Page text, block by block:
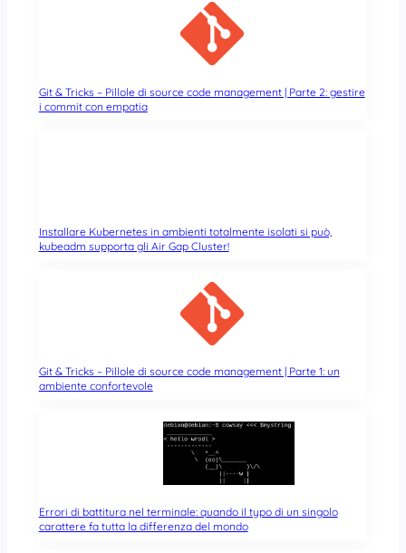
Git & Tricks – Pillole di source code management | Parte 2: gestire
i commit con empatia
Installare Kubernetes in ambienti totalmente isolati si può,
kubeadm supporta gli Air Gap Cluster!
Git & Tricks – Pillole di source code management | Parte 1: un
ambiente confortevole
Errori di battitura nel terminale: quando il typo di un singolo
carattere fa tutta la differenza del mondo